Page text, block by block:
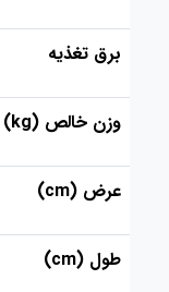
برق تغذیه
وزن خالص (kg)
عرض (cm)
طول (cm)